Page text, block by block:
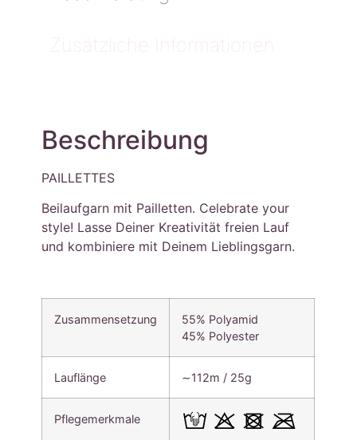
Zusätzliche Informationen
Beschreibung
PAILLETTES
Beilaufgarn mit Pailletten. Celebrate your
style! Lasse Deiner Kreativität freien Lauf
und kombiniere mit Deinem Lieblingsgarn.
Zusammensetzung
55% Polyamid
45% Polyester
Lauflänge ∼112m / 25g
Pflegemerkmale